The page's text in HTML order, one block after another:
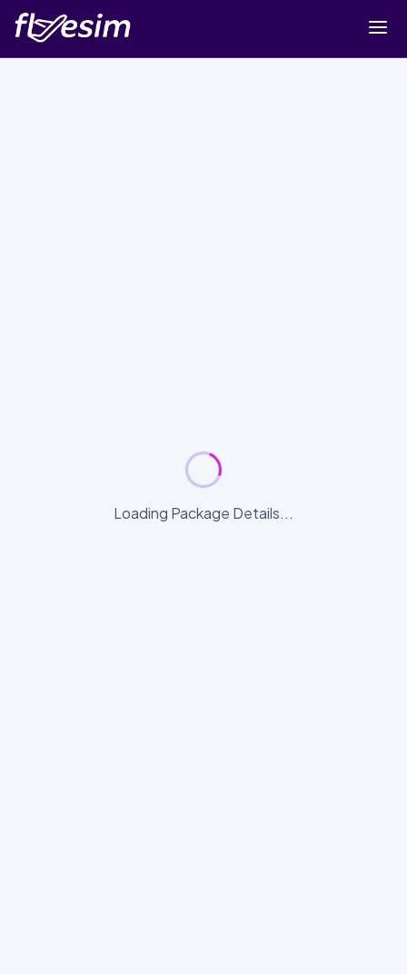
Loading Package Details...